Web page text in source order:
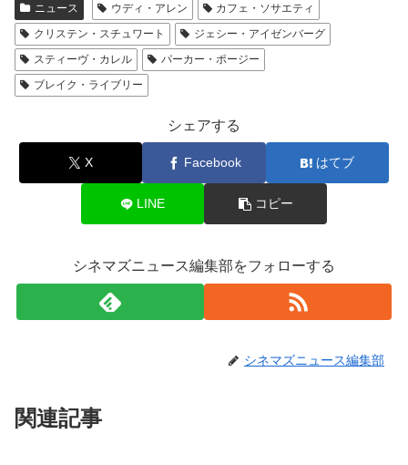
ニュース ウディ・アレン
カフェ・ソサエティ
クリステン・スチュワート
ジェシー・アイゼンバーグ
スティーヴ・カレル
パーカー・ポージー
ブレイク・ライブリー
シェアする
X Facebook はてブ
LINE コピー
シネマズニュース編集部をフォローする
シネマズニュース編集部
関連記事